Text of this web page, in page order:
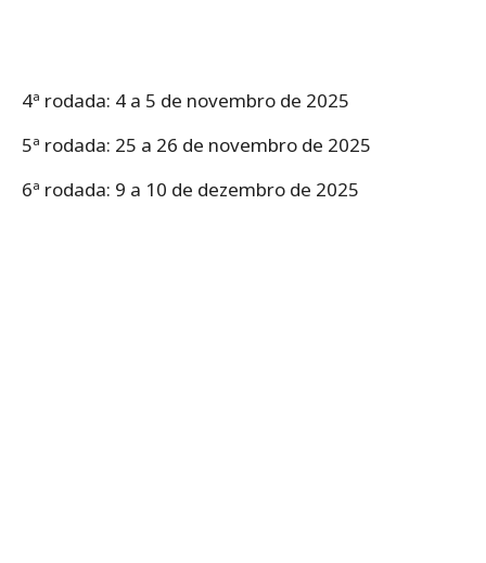
4ª rodada: 4 a 5 de novembro de 2025
5ª rodada: 25 a 26 de novembro de 2025
6ª rodada: 9 a 10 de dezembro de 2025